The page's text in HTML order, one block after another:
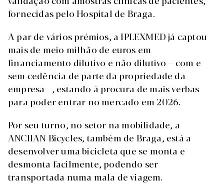
fornecidas pelo Hospital de Braga.
A par de vários prémios, a IPLEXMED já captou
mais de meio milhão de euros em
financiamento dilutivo e não dilutivo – com e
sem cedência de parte da propriedade da
empresa –, estando à procura de mais verbas
para poder entrar no mercado em 2026.
Por seu turno, no setor na mobilidade, a
ANCIIAN Bicycles, também de Braga, está a
desenvolver uma bicicleta que se monta e
desmonta facilmente, podendo ser
transportada numa mala de viagem.